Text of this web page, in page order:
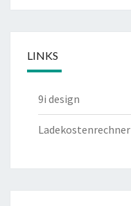
LINKS
9i design
Ladekostenrechner